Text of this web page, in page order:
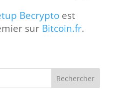
Becryptoest
sur Bitcoin.fr.